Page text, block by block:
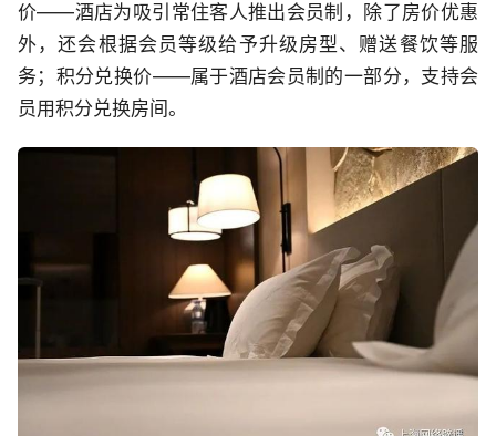
价——酒店为吸引常住客人推出会员制，除了房价优惠
外，还会根据会员等级给予升级房型、赠送餐饮等服
务；积分兑换价——属于酒店会员制的一部分，支持会
员用积分兑换房间。